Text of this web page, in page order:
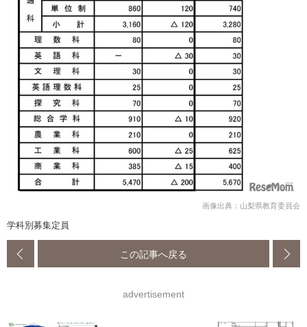
画像出典：山梨県教育委員会
学科別募集定員
この記事へ戻る
advertisement